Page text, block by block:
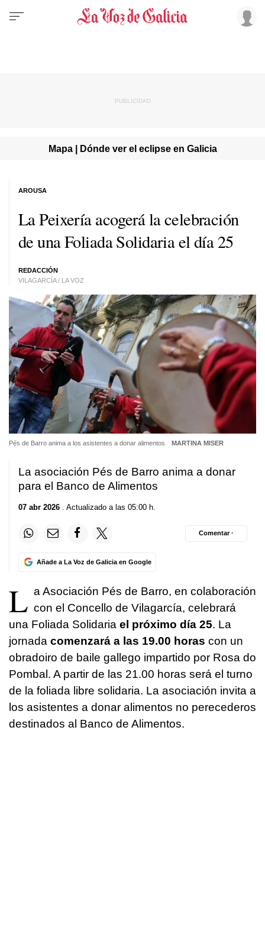
Mapa | Dónde ver el eclipse en Galicia
La Peixería acogerá la celebración
de una Foliada Solidaria el día 25
REDACCIÓN
VILAGARCÍA / LA VOZ
AROUSA
Pés de Barro anima a los asistentes a donar alimentos MARTINA MISER
La asociación Pés de Barro anima a donar
para el Banco de Alimentos
07 abr 2026 . Actualizado a las 05:00 h.
Añade a La Voz de Galicia en Google
Comentar ·
L a Asociación Pés de Barro, en colaboración
con el Concello de Vilagarcía, celebrará
una Foliada Solidaria el próximo día 25. La
jornada comenzará a las 19.00 horas con un
obradoiro de baile gallego impartido por Rosa do
Pombal. A partir de las 21.00 horas será el turno
de la foliada libre solidaria. La asociación invita a
los asistentes a donar alimentos no perecederos
destinados al Banco de Alimentos.